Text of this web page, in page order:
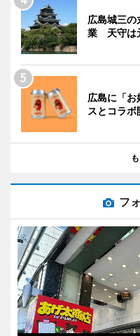
広島城三の
業 天守は
広島に「
スとコラ
フ